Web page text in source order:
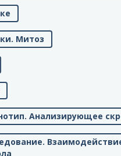
Митоз
Анализирующее